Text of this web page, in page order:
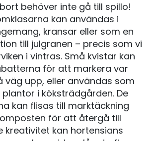
behöver inte gå till spillo!
kan användas i
kransar eller som en
till julgranen – precis som vi
i vintras. Små kvistar kan
för att markera var
väg upp, eller användas som
i köksträdgården. De
kan flisas till marktäckning
för att återgå till
kreativitet kan hortensians